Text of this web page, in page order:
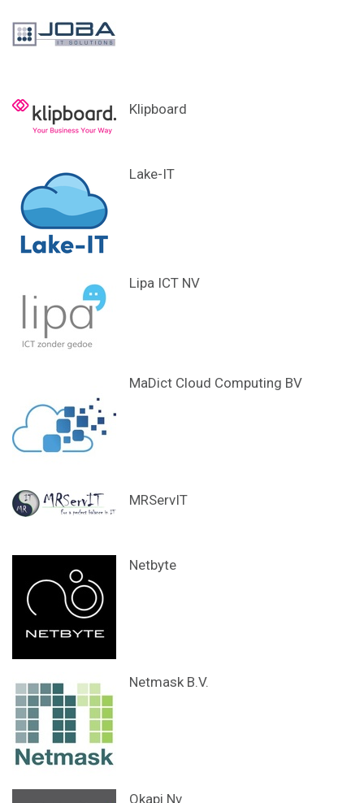
Klipboard
Lake-IT
Lipa ICT NV
MaDict Cloud Computing BV
MRServIT
Netbyte
Netmask B.V.
Okapi Nv